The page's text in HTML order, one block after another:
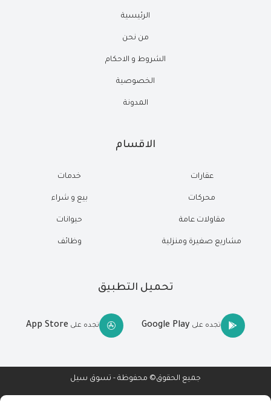
الرئيسية
من نحن
الشروط و الاحكام
الخصوصية
المدونة
الاقسام
عقارات
محركات
مقاولات عامة
مشاريع صغيرة ومنزلية
خدمات
بيع و شراء
حيوانات
وظائف
تحميل التطبيق
تجده على Google Play تجده على App Store
جميع الحقوق© محفوظة - تسوق سيل